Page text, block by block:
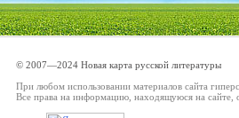
© 2007—2024 Новая карта русской литературы
При любом использовании материалов сайта
Все права на информацию, находящуюся на сайте,